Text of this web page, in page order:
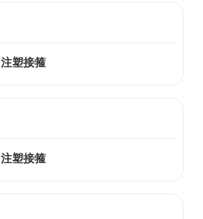
注塑接箍
注塑接箍